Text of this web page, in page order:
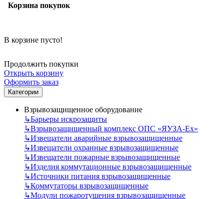
Корзина покупок
В корзине пусто!
Продолжить покупки
Открыть корзину
Оформить заказ
Категории
Взрывозащищенное оборудование
↳Барьеры искрозащиты
↳Взрывозащищенный комплекс ОПС «ЯУЗА-Ех»
↳Извещатели аварийные взрывозащищенные
↳Извещатели охранные взрывозащищенные
↳Извещатели пожарные взрывозащищенные
↳Изделия коммутационные взрывозащищенные
↳Источники питания взрывозащищенные
↳Коммутаторы взрывозащищенные
↳Модули пожаротушения взрывозащищенные